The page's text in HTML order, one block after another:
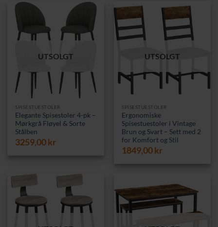
UTSOLGT
SPISESTUESTOLER
Elegante Spisestoler 4-pk –
Mørkgrå Fløyel & Sorte
Stålben
3259,00kr
UTSOLGT
SPISESTUESTOLER
Ergonomiske
Spisestuestoler i Vintage
Brun og Svart – Sett med 2
for Komfort og Stil
1849,00kr